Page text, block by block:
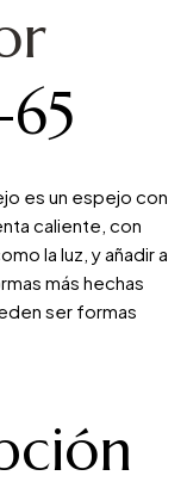
es un espejo con
caliente, con
la luz, y añadir a
más hechas
ser formas